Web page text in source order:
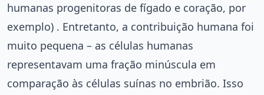
humanas progenitoras de fígado e coração, por
exemplo) . Entretanto, a contribuição humana foi
muito pequena – as células humanas
representavam uma fração minúscula em
comparação às células suínas no embrião. Isso